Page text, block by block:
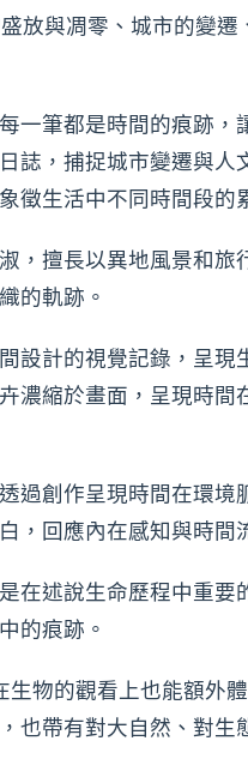
放與凋零、城市的變遷
一筆都是時間的痕跡，
誌，捕捉城市變遷與人
徵生活中不同時間段的
，擅長以異地風景和旅
的軌跡。
設計的視覺記錄，呈現
濃縮於畫面，呈現時間
過創作呈現時間在環境
，回應內在感知與時間
在述說生命歷程中重要
的痕跡。
物的觀看上也能額外
也帶有對大自然、對